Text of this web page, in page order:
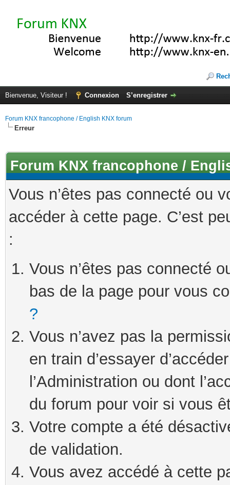
Bienvenue, Visiteur ! Connexion S’enregistrer
Forum KNX francophone / English KNX forum
Erreur
Forum KNX francophone /
Vous n’êtes pas connecté ou
accéder à cette page. C’est
:
Vous n’êtes pas connecté
bas de la page pour vous
?
Vous n’avez pas la
en train d’essayer
l’Administration ou dont
du forum pour voir si vous
Votre compte a été
de validation.
Vous avez accédé à cette